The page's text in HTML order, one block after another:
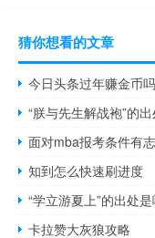
猜你想看的文章
今日头条过年赚金币吗
“朕与先生解战袍”的
面对mba报考条件有
知到怎么快速刷进度
“学立游夏上”的出处是
卡拉赞大灰狼攻略